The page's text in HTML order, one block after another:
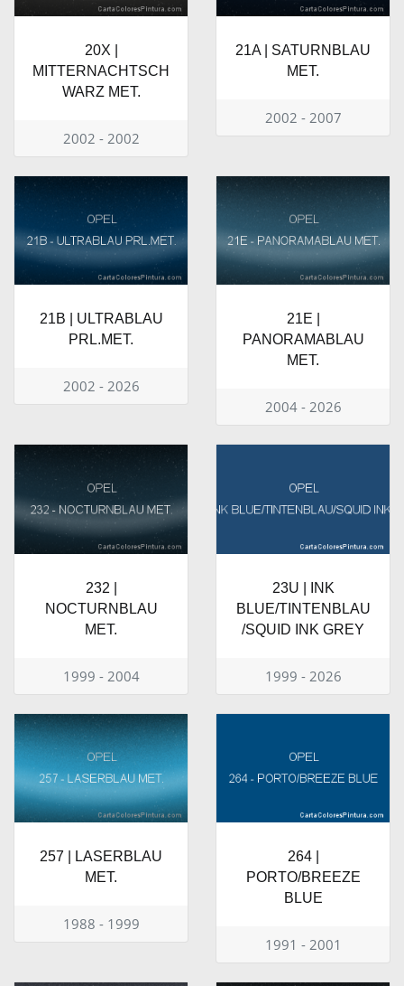
20X |
MITTERNACHTSCH
WARZ MET.
2002 - 2002
21A | SATURNBLAU
MET.
2002 - 2007
21B | ULTRABLAU
PRL.MET.
2002 - 2026
21E |
PANORAMABLAU
MET.
2004 - 2026
232 |
NOCTURNBLAU
MET.
1999 - 2004
23U | INK
BLUE/TINTENBLAU
/SQUID INK GREY
1999 - 2026
257 | LASERBLAU
MET.
1988 - 1999
264 |
PORTO/BREEZE
BLUE
1991 - 2001